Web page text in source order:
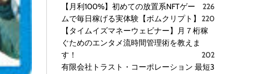
226
【月利100%】初めての放置系NFTゲー
ムで毎日稼げる実体験【ボムクリプト】
220
【タイムイズマネーウェビナー】月７桁稼
ぐためのエンタメ流時間管理術を教えま
す！
202
有限会社トラスト・コーポレーション 最短3